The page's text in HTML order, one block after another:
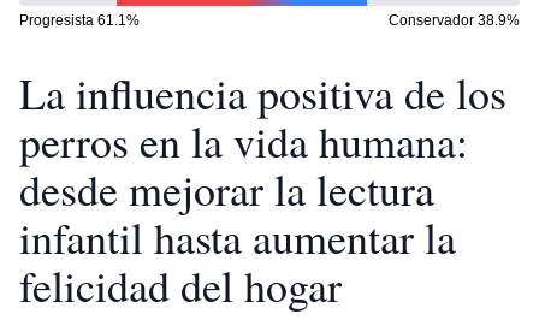
Progresista 61.1% Conservador 38.9%
La influencia positiva de los
perros en la vida humana:
desde mejorar la lectura
infantil hasta aumentar la
felicidad del hogar